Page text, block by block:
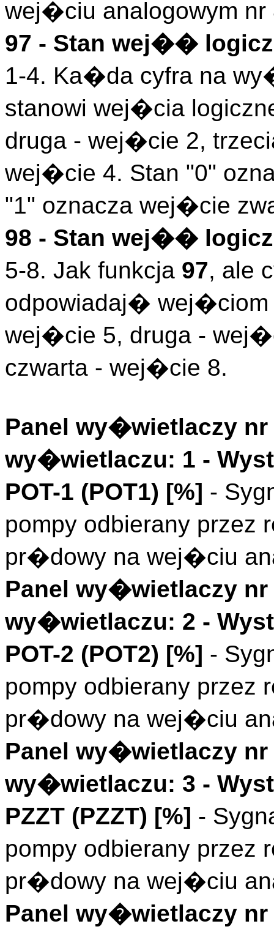
wej�ciu analogowym nr
97 - Stan wej��
1-4. Ka�da cyfra na
stanowi wej�cia
druga - wej�cie 2,
wej�cie 4. Stan "0"
"1" oznacza wej�cie
98 - Stan wej��
5-8. Jak funkcja 97, ale
odpowiadaj� wej�ciom
wej�cie 5, druga -
czwarta - wej�cie 8.
Panel wy�wietlaczy nr
wy�wietlaczu: 1 -
POT-1 (POT1) [%] -
pompy odbierany przez
pr�dowy na wej�ciu
Panel wy�wietlaczy nr
wy�wietlaczu: 2 -
POT-2 (POT2) [%] -
pompy odbierany przez
pr�dowy na wej�ciu
Panel wy�wietlaczy nr
wy�wietlaczu: 3 -
PZZT (PZZT) [%] -
pompy odbierany przez
pr�dowy na wej�ciu
Panel wy�wietlaczy nr